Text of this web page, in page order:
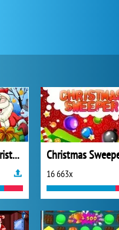
Findergarten Christmas Christmas
16 663x
Lady Popular